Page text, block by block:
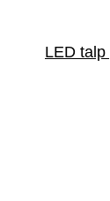
LED